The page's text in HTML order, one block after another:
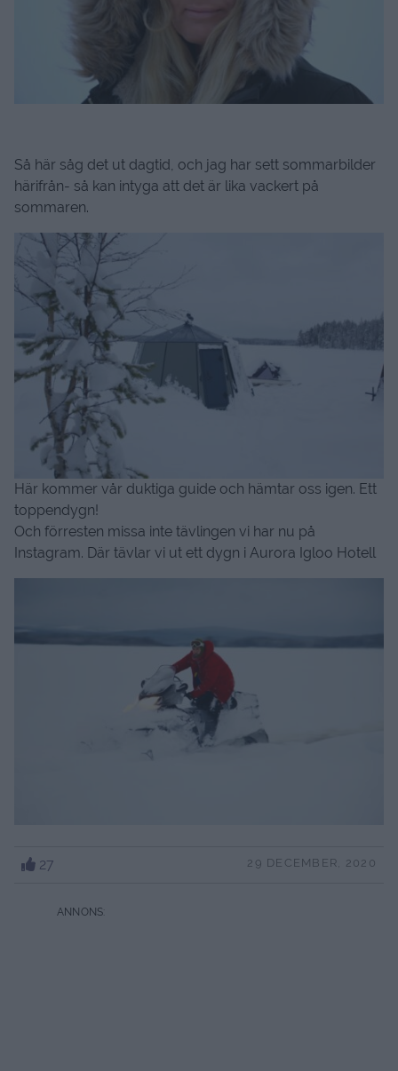
Så här såg det ut dagtid, och jag har sett sommarbilder
härifrån- så kan intyga att det är lika vackert på
sommaren.
Här kommer vår duktiga guide och hämtar oss igen. Ett
toppendygn!
Och förresten missa inte tävlingen vi har nu på
Instagram. Där tävlar vi ut ett dygn i Aurora Igloo Hotell
27 29 DECEMBER, 2020